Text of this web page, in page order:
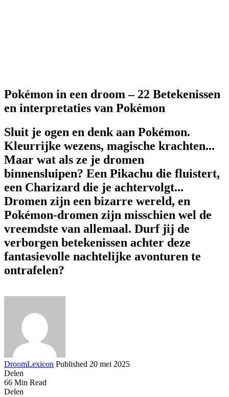
Pokémon in een droom – 22 Betekenissen
en interpretaties van Pokémon
Sluit je ogen en denk aan Pokémon.
Kleurrijke wezens, magische krachten...
Maar wat als ze je dromen
binnensluipen? Een Pikachu die fluistert,
een Charizard die je achtervolgt...
Dromen zijn een bizarre wereld, en
Pokémon-dromen zijn misschien wel de
vreemdste van allemaal. Durf jij de
verborgen betekenissen achter deze
fantasievolle nachtelijke avonturen te
ontrafelen?
DroomLexicon Published 20 mei 2025
Delen
66 Min Read
Delen